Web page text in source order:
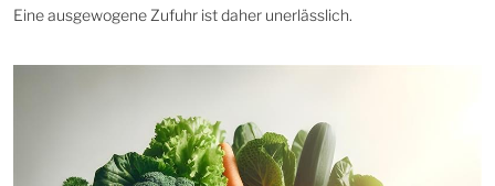
Eine ausgewogene Zufuhr ist daher unerlässlich.